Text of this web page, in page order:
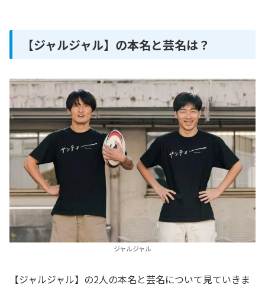
【ジャルジャル】の本名と芸名は？
ジャルジャル
【ジャルジャル】の2人の本名と芸名について見ていきま